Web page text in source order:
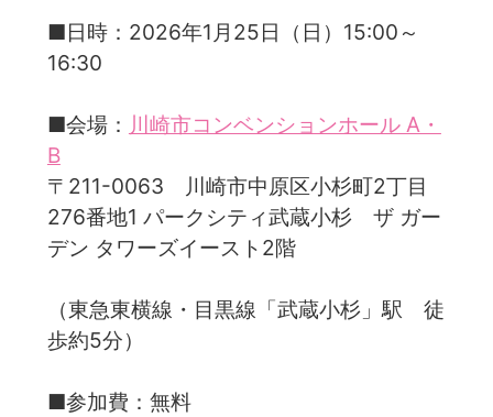
■日時：2026年1月25日（日）15:00～
16:30
■会場： 川崎市コンベンションホール A・
B
〒211-0063 川崎市中原区小杉町2丁目
276番地1 パークシティ武蔵小杉 ザ ガー
デン タワーズイースト2階
（東急東横線・目黒線「武蔵小杉」駅 徒
歩約5分）
■参加費：無料